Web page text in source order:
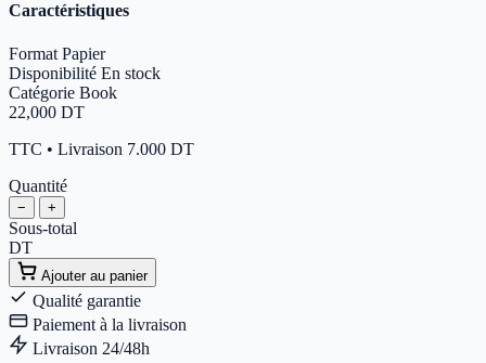
Caractéristiques
Format Papier
Disponibilité En stock
Catégorie Book
22,000 DT
TTC • Livraison 7.000 DT
Quantité
− +
Sous-total
DT
Ajouter au panier
Qualité garantie
Paiement à la livraison
Livraison 24/48h